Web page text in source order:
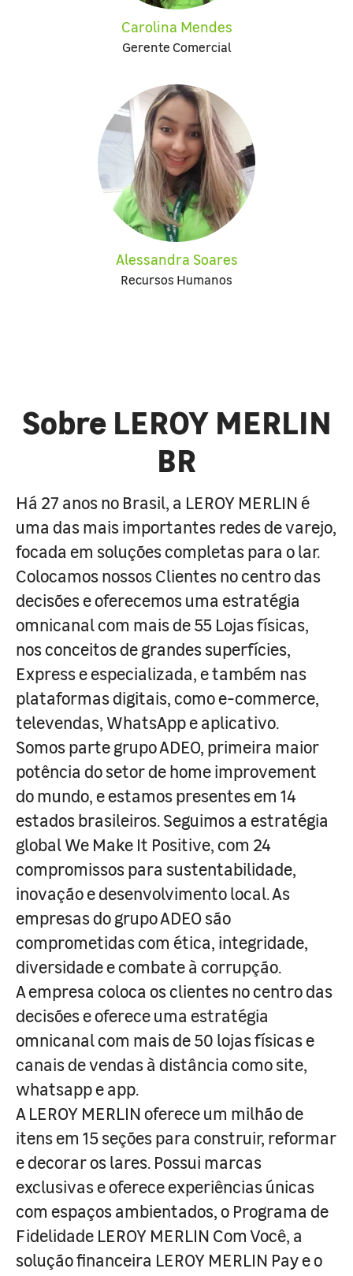
Carolina Mendes
Gerente Comercial
Alessandra Soares
Recursos Humanos
Sobre LEROY MERLIN
BR
Há 27 anos no Brasil, a LEROY MERLIN é
uma das mais importantes redes de varejo,
focada em soluções completas para o lar.
Colocamos nossos Clientes no centro das
decisões e oferecemos uma estratégia
omnicanal com mais de 55 Lojas físicas,
nos conceitos de grandes superfícies,
Express e especializada, e também nas
plataformas digitais, como e-commerce,
televendas, WhatsApp e aplicativo.
Somos parte grupo ADEO, primeira maior
potência do setor de home improvement
do mundo, e estamos presentes em 14
estados brasileiros. Seguimos a estratégia
global We Make It Positive, com 24
compromissos para sustentabilidade,
inovação e desenvolvimento local. As
empresas do grupo ADEO são
comprometidas com ética, integridade,
diversidade e combate à corrupção.
A empresa coloca os clientes no centro das
decisões e oferece uma estratégia
omnicanal com mais de 50 lojas físicas e
canais de vendas à distância como site,
whatsapp e app.
A LEROY MERLIN oferece um milhão de
itens em 15 seções para construir, reformar
e decorar os lares. Possui marcas
exclusivas e oferece experiências únicas
com espaços ambientados, o Programa de
Fidelidade LEROY MERLIN Com Você, a
solução financeira LEROY MERLIN Pay e o